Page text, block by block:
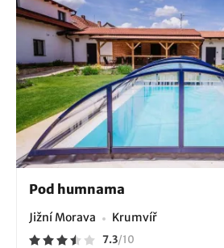
Pod humnama
Jižní Morava Krumvíř
7.3/10